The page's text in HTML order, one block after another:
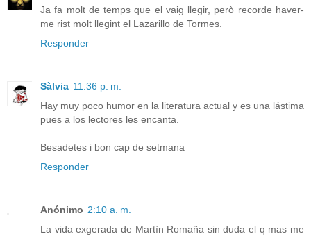
Ja fa molt de temps que el vaig llegir, però recorde haver-
me rist molt llegint el Lazarillo de Tormes.
Responder
Sàlvia 11:36 p. m.
Hay muy poco humor en la literatura actual y es una lástima
pues a los lectores les encanta.
Besadetes i bon cap de setmana
Responder
Anónimo 2:10 a. m.
La vida exgerada de Martìn Romaña sin duda el q mas me